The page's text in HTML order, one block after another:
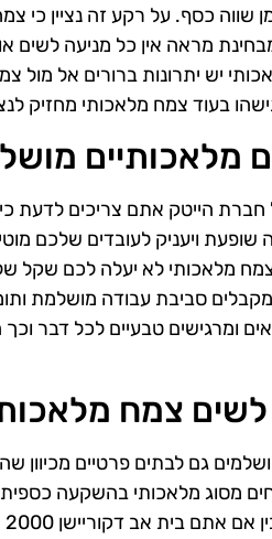
שווה כסף. על רקע זה נציין כי
מראה אין כל מניעה לשים
יש יתרונות ברורים אל מול
בעוד צמח מלאכותי מחזיק
מלאכותיים
הייטק אתם צריכים לדעת
ויעניק לעובדים שלכם
מלאכותי לא יעלה לכם שקל
מקבלים סביבת עבודה מושלמת
ומרגישים טבעיים לכל דבר
צמח
גם לבתים פרטיים
מסוג מלאכותי בהשקעה